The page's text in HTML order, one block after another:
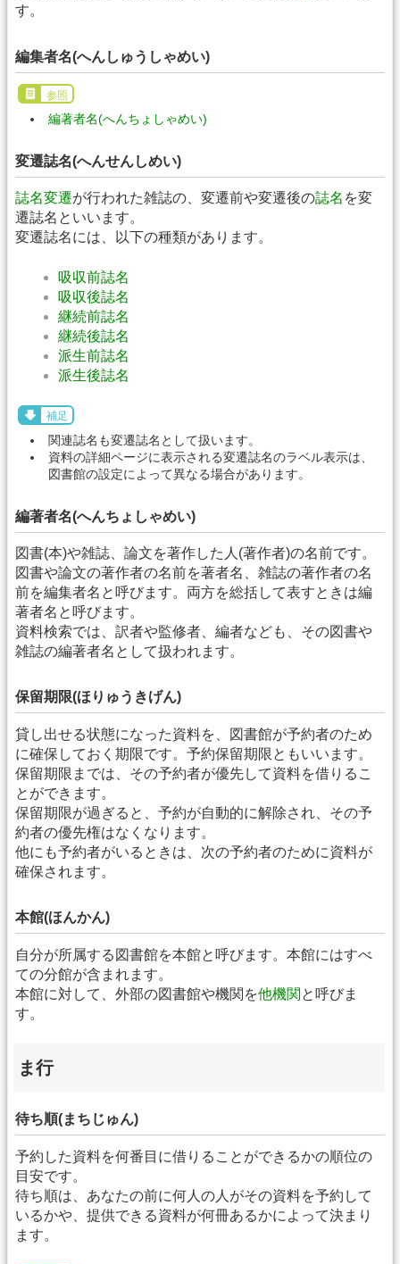
す。
編集者名(へんしゅうしゃめい)
参照
編著者名(へんちょしゃめい)
変遷誌名(へんせんしめい)
誌名変遷が行われた雑誌の、変遷前や変遷後の誌名 を変
遷誌名といいます。
変遷誌名には、以下の種類があります。
吸収前誌名
吸収後誌名
継続前誌名
継続後誌名
派生前誌名
派生後誌名
補足
関連誌名も変遷誌名として扱います。
資料の詳細ページに表示される変遷誌名のラベル表示は、
図書館の設定によって異なる場合があります。
編著者名(へんちょしゃめい)
図書(本)や雑誌、論文を著作した人(著作者)の名前です。
図書や論文の著作者の名前を著者名、雑誌の著作者の名
前を編集者名と呼びます。両方を総括して表すときは編
著者名と呼びます。
資料検索では、訳者や監修者、編者なども、その図書や
雑誌の編著者名として扱われます。
保留期限(ほりゅうきげん)
貸し出せる状態になった資料を、図書館が予約者のため
に確保しておく期限です。予約保留期限ともいいます。
保留期限までは、その予約者が優先して資料を借りるこ
とができます。
保留期限が過ぎると、予約が自動的に解除され、その予
約者の優先権はなくなります。
他にも予約者がいるときは、次の予約者のために資料が
確保されます。
本館(ほんかん)
自分が所属する図書館を本館と呼びます。本館にはすべ
ての分館が含まれます。
本館に対して、外部の図書館や機関を他機関 と呼びま
す。
ま行
待ち順(まちじゅん)
予約した資料を何番目に借りることができるかの順位の
目安です。
待ち順は、あなたの前に何人の人がその資料を予約して
いるかや、提供できる資料が何冊あるかによって決まり
ます。